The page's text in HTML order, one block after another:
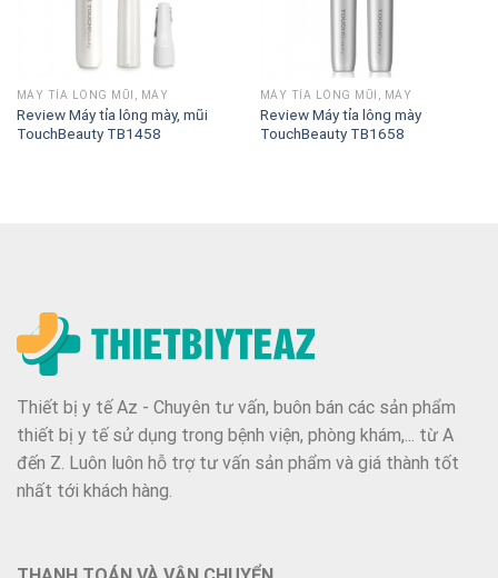
MÁY TỈA LÔNG MŨI, MÀY
Review Máy tỉa lông mày, mũi
TouchBeauty TB1458
MÁY TỈA LÔNG MŨI, MÀY
Review Máy tỉa lông mày
TouchBeauty TB1658
Thiết bị y tế Az - Chuyên tư vấn, buôn bán các sản phẩm
thiết bị y tế sử dụng trong bệnh viện, phòng khám,... từ A
đến Z. Luôn luôn hỗ trợ tư vấn sản phẩm và giá thành tốt
nhất tới khách hàng.